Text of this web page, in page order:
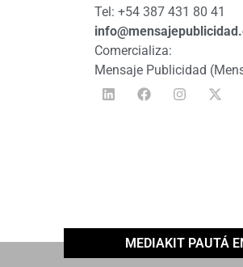
Tel: +54 387 431 80 41
Comercializa:
Mensaje Publicidad
MEDIAKIT PAUTÁ